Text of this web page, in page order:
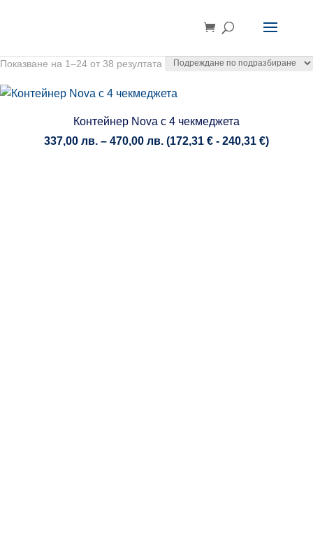
Показване на 1–24 от 38 резултата
Контейнер Nova с 4 чекмеджета
337,00 лв. – 470,00 лв. Price
(172,31 € - 240,31 €)